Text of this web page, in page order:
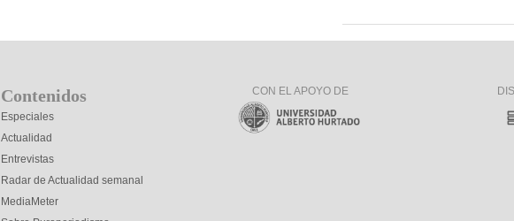
Contenidos
Especiales
Actualidad
Entrevistas
Radar de Actualidad semanal
MediaMeter
CON EL APOYO DE